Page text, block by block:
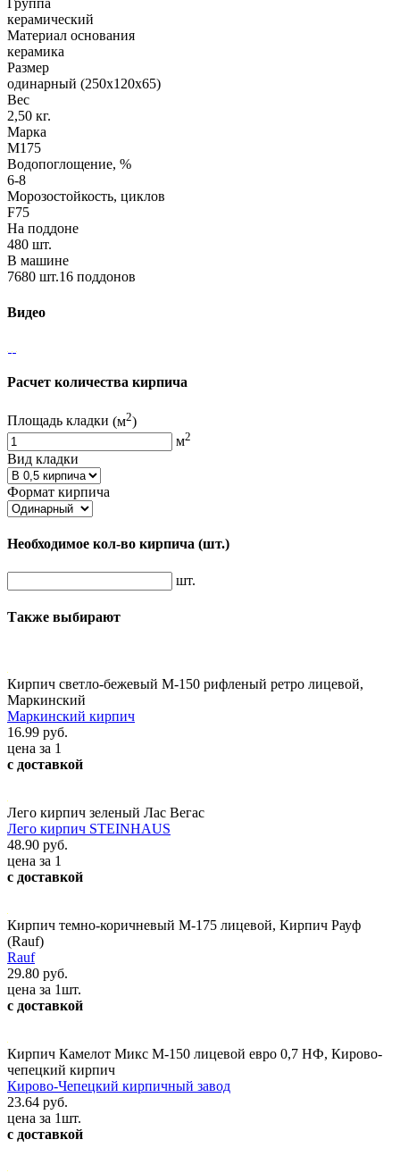
Группа
керамический
Материал основания
керамика
Размер
одинарный (250х120х65)
Вес
2,50 кг.
Марка
М175
Водопоглощение, %
6-8
Морозостойкость, циклов
F75
На поддоне
480 шт.
В машине
7680 шт.16 поддонов
Видео
Расчет количества кирпича
Площадь кладки (м2)
м2
Вид кладки
Формат кирпича
Необходимое кол-во кирпича (шт.)
шт.
Также выбирают
Кирпич светло-бежевый М-150 рифленый ретро лицевой,
Маркинский
Маркинский кирпич
16.99 руб.
цена за 1
с доставкой
Лего кирпич зеленый Лас Вегас
Лего кирпич STEINHAUS
48.90 руб.
цена за 1
с доставкой
Кирпич темно-коричневый М-175 лицевой, Кирпич Рауф
(Rauf)
Rauf
29.80 руб.
цена за 1шт.
с доставкой
Кирпич Камелот Микс М-150 лицевой евро 0,7 НФ, Кирово-
чепецкий кирпич
Кирово-Чепецкий кирпичный завод
23.64 руб.
цена за 1шт.
с доставкой